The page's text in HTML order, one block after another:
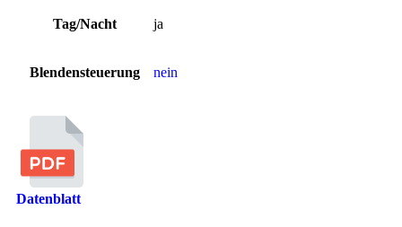
Tag/Nacht ja
Blendensteuerung nein
Datenblatt